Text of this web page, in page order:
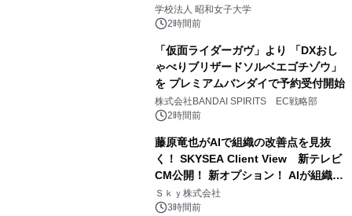
学で開催
学校法人 昭和女子大学
2時間前
「仮面ライダーガヴ」より 「DXおし
ゃべりブリザードソルベエゴチゾウ」
を プレミアムバンダイで予約受付開始
株式会社BANDAI SPIRITS EC戦略部
2時間前
藤原竜也がAIで組織の改善点を見抜
く！ SKYSEA Client View 新テレビ
CM公開！ 新オプション！ AIが組織の
業務実態を分析し労務改善を支援。 藤
原竜也メイキング動画公開 「もしAIが
Ｓｋｙ株式会社
3時間前